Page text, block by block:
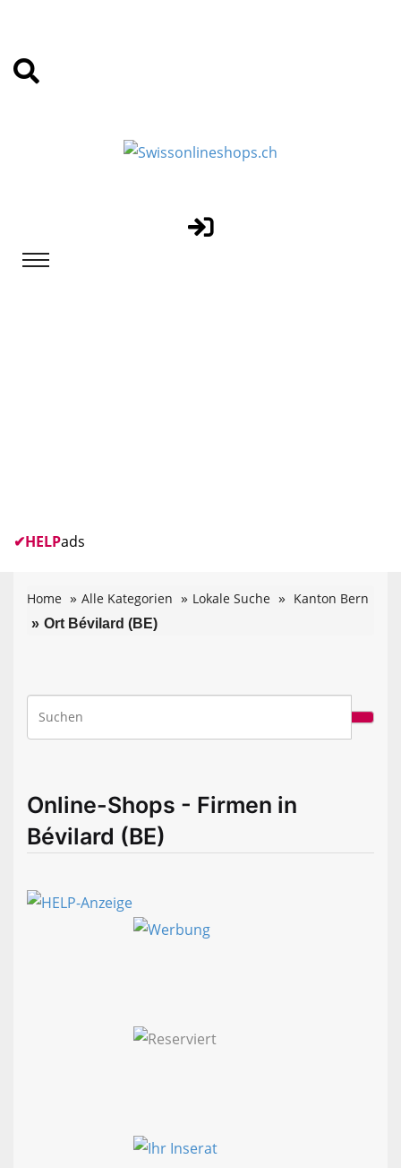
✔HELPads
Home Alle Kategorien Lokale Suche Kanton Bern
Ort Bévilard (BE)
Online-Shops - Firmen in
Bévilard (BE)